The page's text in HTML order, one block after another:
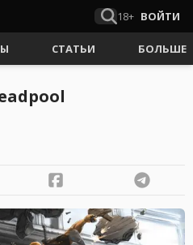
18+ ВОЙТИ
СТАТЬИ БОЛЬШЕ